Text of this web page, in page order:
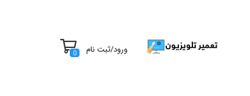
ورود/ثبت نام 0